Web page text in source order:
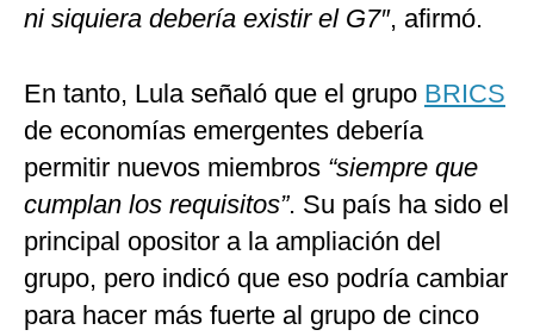
ni siquiera debería existir el G7″, afirmó.
En tanto, Lula señaló que el grupo BRICS
de economías emergentes debería
permitir nuevos miembros “siempre que
cumplan los requisitos”. Su país ha sido el
principal opositor a la ampliación del
grupo, pero indicó que eso podría cambiar
para hacer más fuerte al grupo de cinco